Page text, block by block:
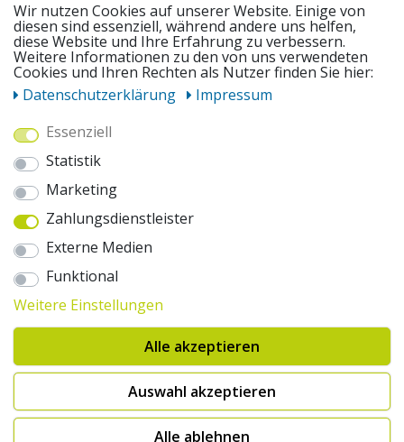
UNSERE ANGEBOTE
WIR VERSENDEN MIT
AUSZEICHNUNGEN & SICHERHEIT
© 2026 pentagonsports.de
Pentagon Sports GmbH & Co. KG
Daten­schutz­erklärung
Hinweise zur Batterieentsorgung
Cookie-Einstellungen ändern
Erklärung zur Barrierefreiheit
* Alle Preise inkl. gesetzlicher Mehrwertsteuer zuzüglich Versandkosten. Die
durchgestrichenen Preise entsprechen der UVP des Herstellers. 1nur bei
Hinweis:("Innerhalb von 24h versandfertig" oder "Sofort verfügbar") |
2Versandkostenfrei nach Deutschland ab € 100,- Bestellwert.
Wir nutzen Cookies auf unserer Website. Einige von
diesen sind essenziell, während andere uns helfen,
diese Website und Ihre Erfahrung zu verbessern.
Weitere Informationen zu den von uns verwendeten
Cookies und Ihren Rechten als Nutzer finden Sie hier:
Daten­schutz­erklärung
Impressum
Essenziell
Statistik
Marketing
Zahlungsdienstleister
Externe Medien
Funktional
Weitere Einstellungen
Alle akzeptieren
Auswahl akzeptieren
Alle ablehnen